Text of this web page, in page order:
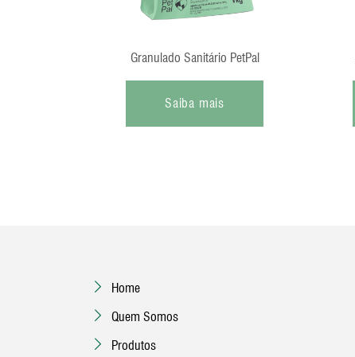
Granulado Sanitário PetPal
Saiba mais
Home
Quem Somos
Produtos